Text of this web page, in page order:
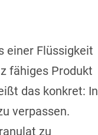
einer Flüssigkeit
fähiges Produkt
das konkret: In
verpassen.
zu